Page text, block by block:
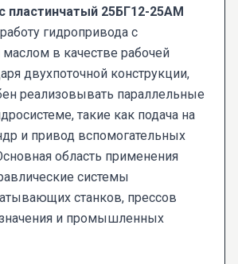
пластинчатый 25БГ12-25АМ
гидропривода с
в качестве рабочей
двухпоточной конструкции,
реализовывать параллельные
такие как подача на
и привод вспомогательных
область применения
системы
станков, прессов
и промышленных